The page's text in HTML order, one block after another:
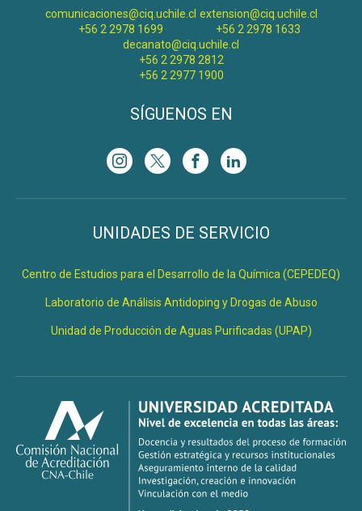
comunicaciones@ciq.uchile.cl
+56 2 2978 1699
extension@ciq.uchile.cl
+56 2 2978 1633
decanato@ciq.uchile.cl
+56 2 2978 2812
+56 2 2977 1900
SÍGUENOS EN
UNIDADES DE SERVICIO
Centro de Estudios para el Desarrollo de la Química (CEPEDEQ)
Laboratorio de Análisis Antidoping y Drogas de Abuso
Unidad de Producción de Aguas Purificadas (UPAP)